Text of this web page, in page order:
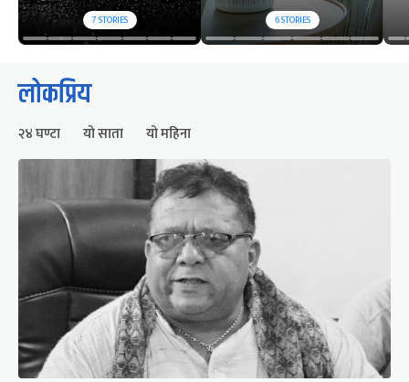
7STORIES 6STORIES
लोकप्रिय
२४ घण्टा यो साता यो महिना